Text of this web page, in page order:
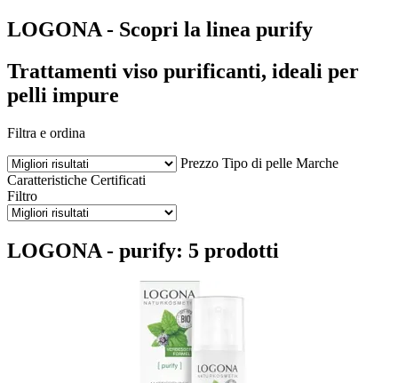
LOGONA - Scopri la linea purify
Trattamenti viso purificanti, ideali per
pelli impure
Filtra e ordina
Prezzo Tipo di pelle Marche
Caratteristiche Certificati
Filtro
LOGONA - purify: 5 prodotti